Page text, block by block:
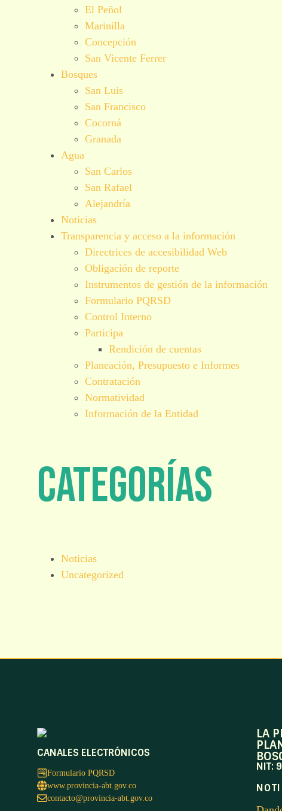
El Peñol
Marinilla
Concepción
San Vicente Ferrer
Bosques
San Luis
San Francisco
Cocorná
Granada
Agua
San Carlos
San Rafael
Alejandría
Noticias
Transparencia y acceso a la información
Directrices de accesibilidad Web
Obligación de reporte
Instrumentos de gestión de la información
Formulario PQRSD
Control Interno
Participa
Rendición de cuentas
Planeación, Presupuesto e Informes
Contratación
Normatividad
Información de la Entidad
Categorías
Noticias
Uncategorized
CANALES ELECTRÓNICOS
Formulario PQRSD
www.provincia-abt.gov.co
contacto@provincia-abt.gov.co
LA
NIT: